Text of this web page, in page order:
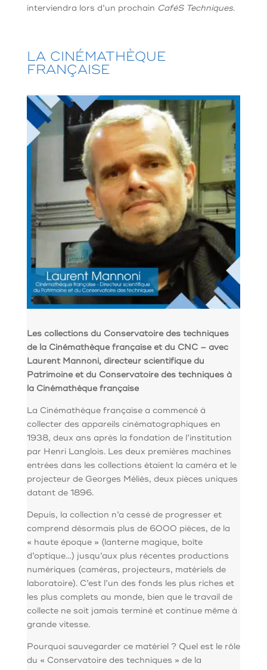
interviendra lors d’un prochain CaféS Techniques.
LA CINÉMATHÈQUE
FRANÇAISE
Les collections du Conservatoire des techniques
de la Cinémathèque française et du CNC – avec
Laurent Mannoni, directeur scientifique du
Patrimoine et du Conservatoire des techniques à
la Cinémathèque française
La Cinémathèque française a commencé à
collecter des appareils cinématographiques en
1938, deux ans après la fondation de l’institution
par Henri Langlois. Les deux premières machines
entrées dans les collections étaient la caméra et le
projecteur de Georges Méliès, deux pièces uniques
datant de 1896.
Depuis, la collection n’a cessé de progresser et
comprend désormais plus de 6000 pièces, de la
« haute époque » (lanterne magique, boîte
d’optique…) jusqu’aux plus récentes productions
numériques (caméras, projecteurs, matériels de
laboratoire). C’est l’un des fonds les plus riches et
les plus complets au monde, bien que le travail de
collecte ne soit jamais terminé et continue même à
grande vitesse.
Pourquoi sauvegarder ce matériel ? Quel est le rôle
du « Conservatoire des techniques » de la